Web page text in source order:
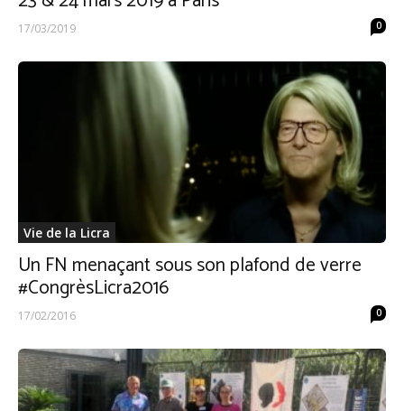
17/03/2019 0
Vie de la Licra
Un FN menaçant sous son plafond de verre
#CongrèsLicra2016
17/02/2016 0